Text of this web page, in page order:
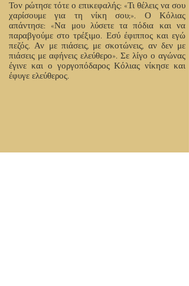
Τον ρώτησε τότε ο επικεφαλής: «Τι θέλεις να σου
χαρίσουμε για τη νίκη σου;». Ο Κόλιας
απάντησε: «Να μου λύσετε τα πόδια και να
παραβγούμε στο τρέξιμο. Εσύ έφιππος και εγώ
πεζός. Αν με πιάσεις, με σκοτώνεις, αν δεν με
πιάσεις με αφήνεις ελεύθερο». Σε λίγο ο αγώνας
έγινε και ο γοργοπόδαρος Κόλιας νίκησε και
έφυγε ελεύθερος.